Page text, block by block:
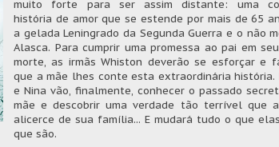
muito forte para ser assim distante: uma
história de amor que se estende por mais de 65
a gelada Leningrado da Segunda Guerra e o não
Alasca. Para cumprir uma promessa ao pai em
morte, as irmãs Whiston deverão se esforçar e
que a mãe lhes conte esta extraordinária história.
e Nina vão, finalmente, conhecer o passado
mãe e descobrir uma verdade tão terrível que
alicerce de sua família... E mudará tudo o que
que são.